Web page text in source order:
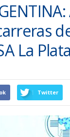
La Plata
Twitter